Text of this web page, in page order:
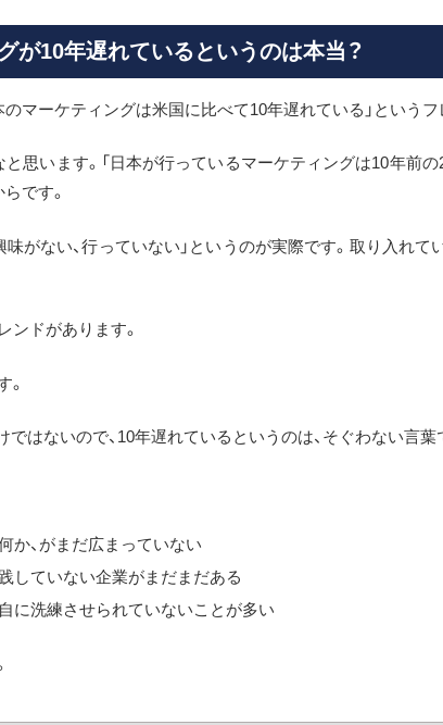
が10年遅れているというのは本当？
マーケティングは米国に比べて10年遅れている」というフ
と思います。「日本が行っているマーケティングは10年前
です。
味がない、行っていない」というのが実際です。取り入れて
ンドがあります。
。
ではないので、10年遅れているというのは、そぐわない言葉
か、がまだ広まっていない
していない企業がまだまだある
に洗練させられていないことが多い